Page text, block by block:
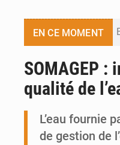
EN CE MOMENT
SOMAGEP
qualité de
L’eau fournie
de gestion de